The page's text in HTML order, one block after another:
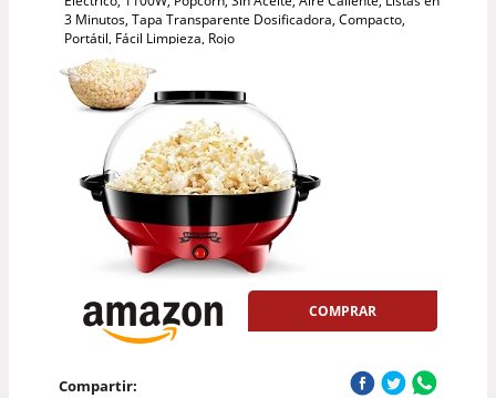
3 Minutos, Tapa Transparente Dosificadora, Compacto,
Portátil, Fácil Limpieza, Rojo
COMPRAR
Compartir: